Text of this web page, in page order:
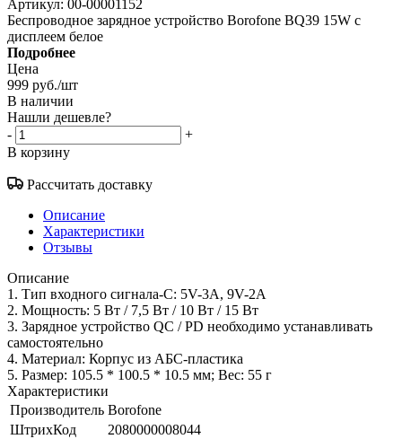
Артикул: 00-00001152
Беспроводное зарядное устройство Borofone BQ39 15W с
дисплеем белое
Подробнее
Цена
999 руб./шт
В наличии
Нашли дешевле?
-
+
В корзину
Рассчитать доставку
Описание
Характеристики
Отзывы
Описание
1. Тип входного сигнала-C: 5V-3A, 9V-2A
2. Мощность: 5 Вт / 7,5 Вт / 10 Вт / 15 Вт
3. Зарядное устройство QC / PD необходимо устанавливать
самостоятельно
4. Материал: Корпус из АБС-пластика
5. Размер: 105.5 * 100.5 * 10.5 мм; Вес: 55 г
Характеристики
Производитель Borofone
ШтрихКод
2080000008044